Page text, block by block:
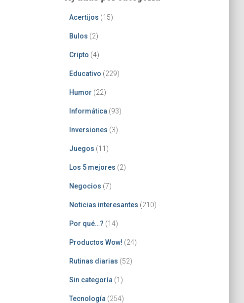
Acertijos (15)
Bulos (2)
Cripto (4)
Educativo (229)
Humor (22)
Informática (93)
Inversiones (3)
Juegos (11)
Los 5 mejores (2)
Negocios (7)
Noticias interesantes (210)
Por qué…? (14)
Productos Wow! (24)
Rutinas diarias (52)
Sin categoría (1)
Tecnología (254)